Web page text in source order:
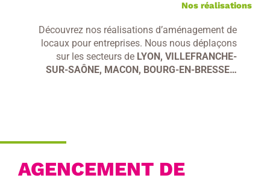
Nos réalisations
Découvrez nos réalisations d’aménagement de
locaux pour entreprises. Nous nous déplaçons
sur les secteurs de LYON, VILLEFRANCHE-
SUR-SAÔNE, MACON, BOURG-EN-BRESSE…
AGENCEMENT DE